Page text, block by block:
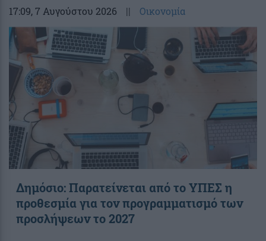
17:09, 7 Αυγούστου 2026 || Οικονομία
Δημόσιο: Παρατείνεται από το ΥΠΕΣ η
προθεσμία για τον προγραμματισμό των
προσλήψεων το 2027